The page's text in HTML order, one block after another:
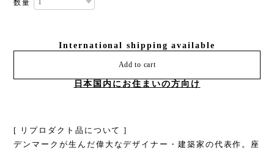
数量
International shipping available
Add to cart
日本国内にお住まいの方向け
[ リプロダクト品について ]
デンマークが生んだ偉大なデザイナー・建築家の代表作。座